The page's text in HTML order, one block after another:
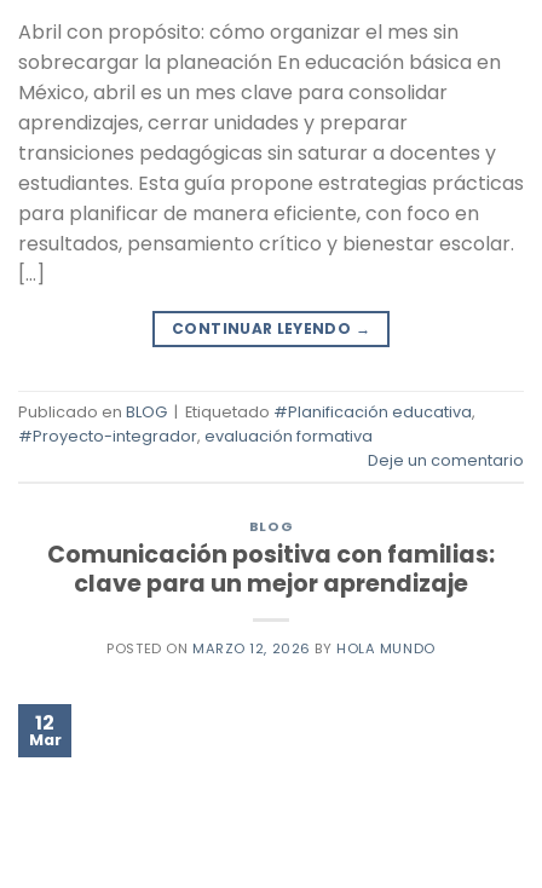
Abril con propósito: cómo organizar el mes sin
sobrecargar la planeación En educación básica en
México, abril es un mes clave para consolidar
aprendizajes, cerrar unidades y preparar
transiciones pedagógicas sin saturar a docentes y
estudiantes. Esta guía propone estrategias prácticas
para planificar de manera eficiente, con foco en
resultados, pensamiento crítico y bienestar escolar.
[…]
CONTINUAR LEYENDO →
Publicado en BLOG | Etiquetado #Planificación educativa,
#Proyecto-integrador, evaluación formativa
Deje un comentario
BLOG
Comunicación positiva con familias:
clave para un mejor aprendizaje
POSTED ON MARZO 12, 2026 BY HOLA MUNDO
12
Mar